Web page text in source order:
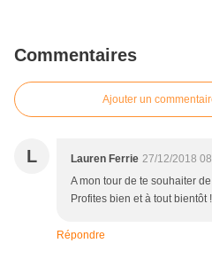
Commentaires
Ajouter un
L Lauren Ferrie 27/12/2018
A mon tour de te souhaiter
Profites bien et à tout bientôt
Répondre